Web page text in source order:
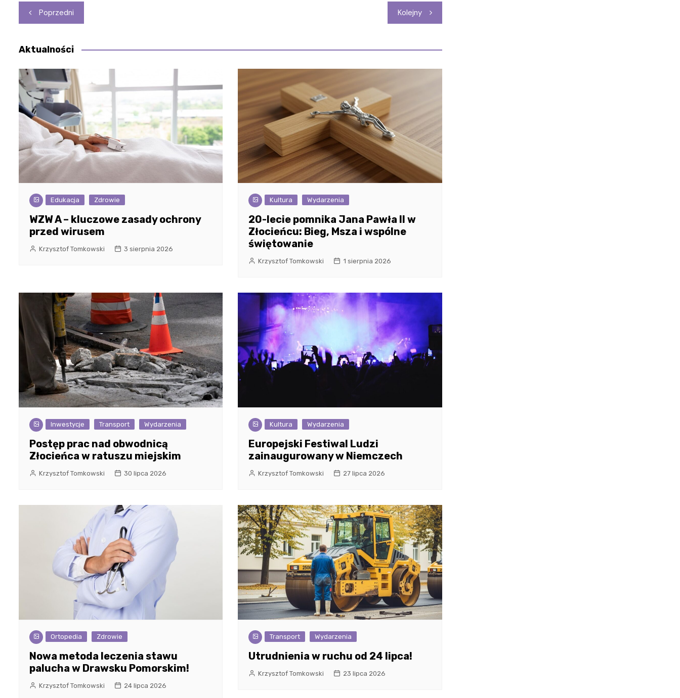
Nawigacja
wpisu
Poprzedni Kolejny
Aktualności
Edukacja Zdrowie
WZW A – kluczowe zasady ochrony
przed wirusem
Krzysztof Tomkowski 3 sierpnia 2026
Kultura Wydarzenia
20-lecie pomnika Jana Pawła II w
Złocieńcu: Bieg, Msza i wspólne
świętowanie
Krzysztof Tomkowski 1 sierpnia 2026
Inwestycje Transport Wydarzenia
Postęp prac nad obwodnicą
Złocieńca w ratuszu miejskim
Krzysztof Tomkowski 30 lipca 2026
Kultura Wydarzenia
Europejski Festiwal Ludzi
zainaugurowany w Niemczech
Krzysztof Tomkowski 27 lipca 2026
Ortopedia Zdrowie
Nowa metoda leczenia stawu
palucha w Drawsku Pomorskim!
Krzysztof Tomkowski 24 lipca 2026
Transport Wydarzenia
Utrudnienia w ruchu od 24 lipca!
Krzysztof Tomkowski 23 lipca 2026